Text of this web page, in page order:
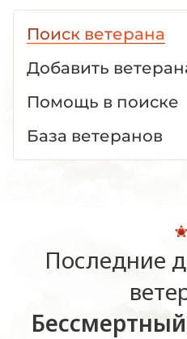
Поиск ветерана
Добавить
Помощь в поиске
База ветеранов
Последние